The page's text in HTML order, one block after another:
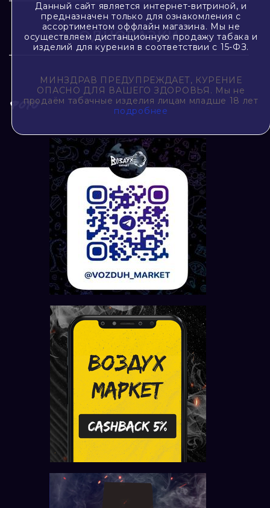
ОДНОРАЗКИ
ФОТО
Данный сайт является интернет-витриной, и
предназначен только для ознакомления с
ассортиментом оффлайн магазина. Мы не
осуществляем дистанционную продажу табака и
изделий для курения в соответствии с 15-ФЗ.
МИНЗДРАВ ПРЕДУПРЕЖДАЕТ, КУРЕНИЕ
ОПАСНО ДЛЯ ВАШЕГО ЗДОРОВЬЯ. Мы не
продаём табачные изделия лицам младше 18 лет
подробнее